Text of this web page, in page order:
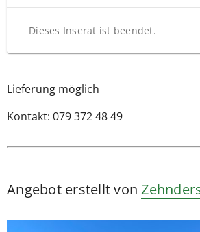
Dieses Inserat ist beendet.
Lieferung möglich
Kontakt: 079 372 48 49
Angebot erstellt von